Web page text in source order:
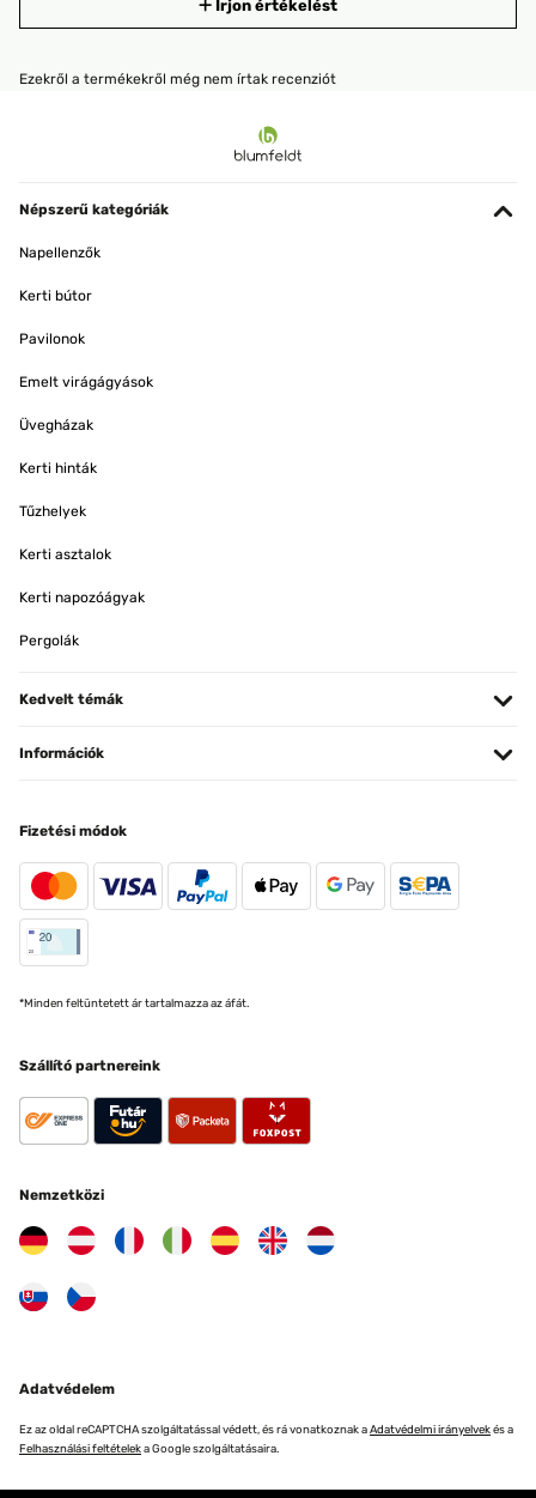
Írjon értékelést
Ezekről a termékekről még nem írtak recenziót
Népszerű kategóriák
Napellenzők
Kerti bútor
Pavilonok
Emelt virágágyások
Üvegházak
Kerti hinták
Tűzhelyek
Kerti asztalok
Kerti napozóágyak
Pergolák
Kedvelt témák
Információk
Fizetési módok
*Minden feltüntetett ár tartalmazza az áfát.
Szállító partnereink
Nemzetközi
Adatvédelem
Ez az oldal reCAPTCHA szolgáltatással védett, és rá vonatkoznak aAdatvédelmi irányelvekés a
Felhasználási feltételeka Google szolgáltatásaira.